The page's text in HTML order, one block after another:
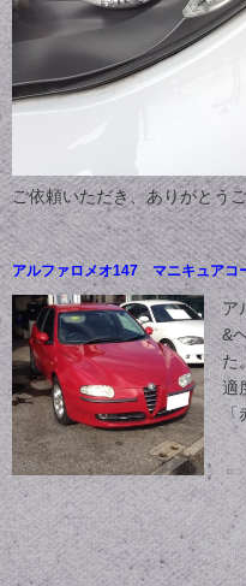
ご依頼いただき、ありがとう
アルファロメオ147 マニキュアコ
ア
&
た
適